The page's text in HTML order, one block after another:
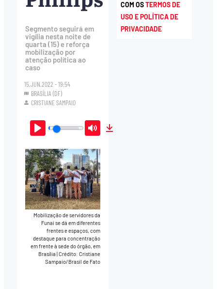
Segmento seguirá em
vigília nesta noite de
quarta (15) e reforça
mobilização por
atenção política ao
caso
15.JUN.2022 - 19:54
BRASÍLIA (DF)
CRISTIANE SAMPAIO
Play Mute
Mobilização de servidores da
Funai se dá em diferentes
frentes e espaços, com
destaque para concentração
em frente à sede do órgão, em
Brasília Crédito: Cristiane
Sampaio/Brasil de Fato
COM OSTERMOS DE
USO E POLÍTICA DE
PRIVACIDADE